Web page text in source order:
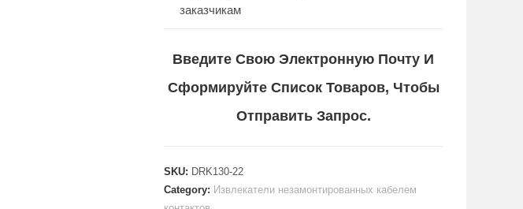
заказчикам
Введите Свою Электронную Почту И
Сформируйте Список Товаров, Чтобы
Отправить Запрос.
SKU: DRK130-22
Category: Извлекатели незамонтированных кабелем